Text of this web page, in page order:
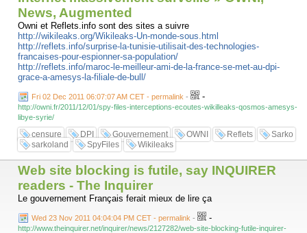
News, Augmented
Owni et Reflets.info sont des sites a suivre
http://wikileaks.org/Wikileaks-Un-monde-sous.html
http://reflets.info/surprise-la-tunisie-utilisait-des-technologies-
francaises-pour-espionner-sa-population/
http://reflets.info/maroc-le-meilleur-ami-de-la-france-se-met-au-dpi-
grace-a-amesys-la-filiale-de-bull/
Fri 02 Dec 2011 06:07:07 AM CET - permalink - -
http://owni.fr/2011/12/01/spy-files-interceptions-ecoutes-wikilleaks-qosmos-amesys-
libye-syrie/
censure DPI Gouvernement OWNI Reflets
Sarko
sarkoland
SpyFiles Wikileaks
Web site blocking is futile, say INQUIRER
readers - The Inquirer
Le gouvernement Français ferait mieux de lire ça
Wed 23 Nov 2011 04:04:04 PM CET - permalink - -
http://www.theinquirer.net/inquirer/news/2127282/web-site-blocking-futile-inquirer-